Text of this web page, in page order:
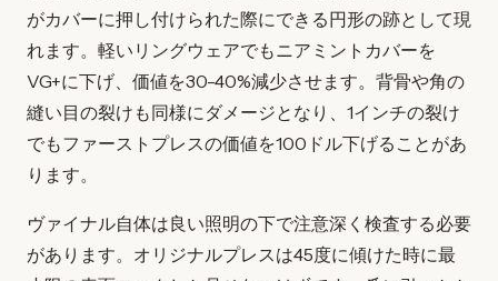
がカバーに押し付けられた際にできる円形の跡として現
れます。軽いリングウェアでもニアミントカバーを
VG+に下げ、価値を30-40%減少させます。背骨や角の
縫い目の裂けも同様にダメージとなり、1インチの裂け
でもファーストプレスの価値を100ドル下げることがあ
ります。
ヴァイナル自体は良い照明の下で注意深く検査する必要
があります。オリジナルプレスは45度に傾けた時に最